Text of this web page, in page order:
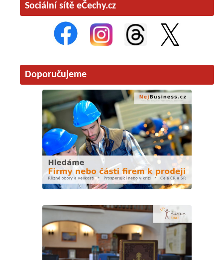
Sociální sítě eČechy.cz
Doporučujeme